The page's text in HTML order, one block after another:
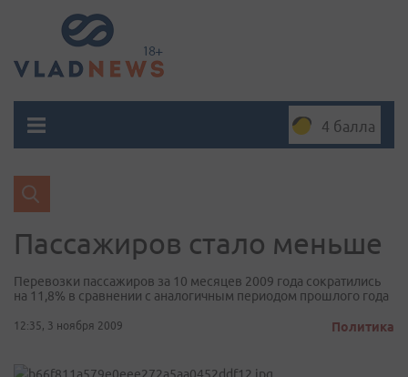
4 балла
Пассажиров стало меньше
Перевозки пассажиров за 10 месяцев 2009 года сократились
на 11,8% в сравнении с аналогичным периодом прошлого года
12:35, 3 ноября 2009 Политика